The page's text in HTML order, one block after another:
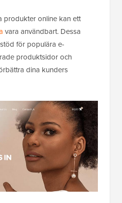
produkter online kan ett
vara användbart. Dessa
för populära e-
produktsidor och
dina kunders